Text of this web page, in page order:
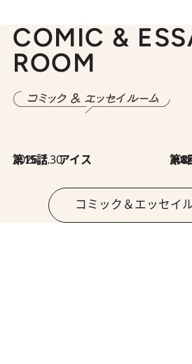
COMIC &
ROOM
2026.7.30
第15話 アイス 第8回「
コミック＆エッセイ